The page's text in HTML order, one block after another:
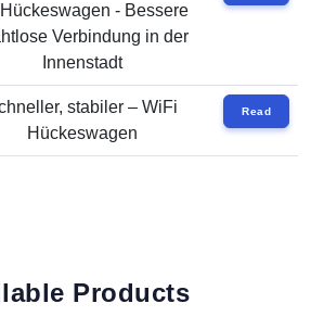
- Bessere
Verbindung in der
Innenstadt
stabiler – WiFi
Hückeswagen
Read
Products